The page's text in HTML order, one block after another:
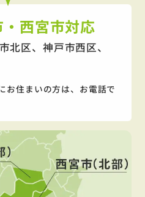
西宮市対応
北区、神戸市西区、
お住まいの方は、お電話で